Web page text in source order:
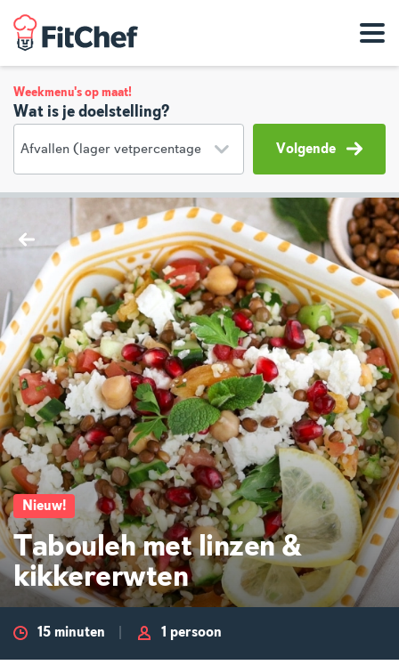
Weekmenu's op maat!
Wat is je doelstelling?
Volgende
Nieuw!
Tabouleh met linzen &
kikkererwten
15 minuten 1 persoon